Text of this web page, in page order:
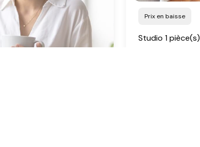
Prix en baisse
Studio 1 pièce(s)